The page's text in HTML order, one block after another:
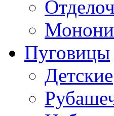
Пуговицы
Детские